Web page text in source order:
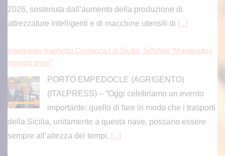
2026, sostenuta dall’aumento della produzione di
attrezzature intelligenti e di macchine utensili di [...]
Inaugurato traghetto Costanza I di Sicilia, Schifani “Mantenuto i
mpegni presi”
PORTO EMPEDOCLE (AGRIGENTO)
(ITALPRESS) – “Oggi celebriamo un evento
importante: quello di fare in modo che i trasporti
della Sicilia, unitamente a questa nave, possano essere
sempre all’altezza dei tempi, [...]